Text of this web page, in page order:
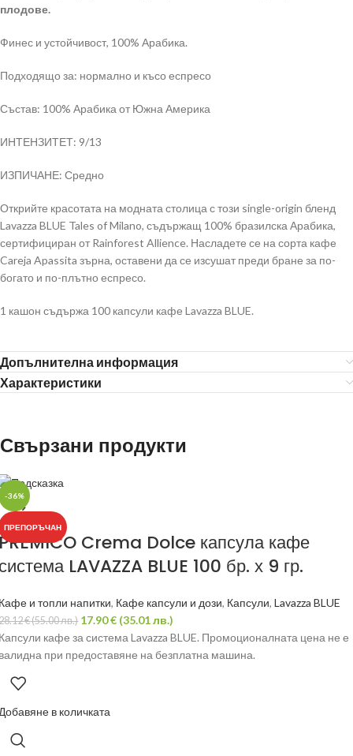
плодове.
Финес и устойчивост, 100% Арабика.
Подходящо за: нормално и късо еспресо
Състав: 100% Арабика от Южна Америка
ИНТЕНЗИТЕТ: 9/13
ИЗПИЧАНЕ: Средно
Открийте красотата на модната столица с този single-origin бленд
Lavazza BLUE Tales of Milano, съдържащ 100% бразилска Арабика,
сертифициран от Rainforest Allience. Насладете се на сорта кафе
Careja Apassita зърна, оставени да се изсушат преди бране за по-
богато и по-плътно еспресо.
1 кашон съдържа 100 капсули кафе Lavazza BLUE.
Допълнителна информация
Характеристики
Свързани продукти
-36%
ПРЕПОРЪЧАН
Crema Dolce капсула кафе
LAVAZZA BLUE 100 бр. х 9 гр.
и топли напитки, Кафе капсули и дози, Капсули,Lavazza BLUE
€(55.00 лв.) 17.90€ (35.01 лв.)
кафе за система Lavazza BLUE. Промоционалната цена не е
при предоставяне на безплатна машина.
в количката